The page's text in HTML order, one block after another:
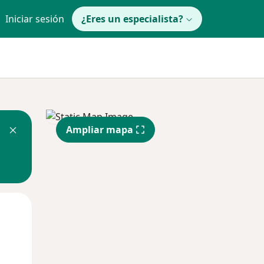
Iniciar sesión ¿Eres un especialista?
Ampliar mapa